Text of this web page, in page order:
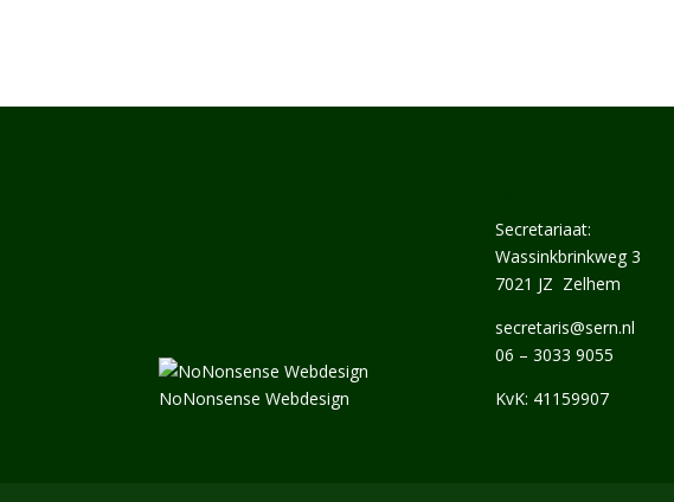
NoNonsense Webdesign
Secretariaat:
Wassinkbrinkweg 3
7021 JZ Zelhem
secretaris@sern.nl
06 – 3033 9055
KvK: 41159907